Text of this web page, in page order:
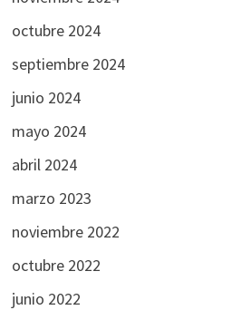
octubre 2024
septiembre 2024
junio 2024
mayo 2024
abril 2024
marzo 2023
noviembre 2022
octubre 2022
junio 2022